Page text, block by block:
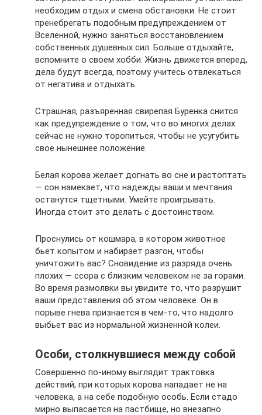
необходим отдых и смена обстановки. Не стоит
пренебрегать подобным предупреждением от
Вселенной, нужно заняться восстановлением
собственных душевных сил. Больше отдыхайте,
вспомните о своем хобби. Жизнь движется вперед,
дела будут всегда, поэтому учитесь отвлекаться
от негатива и отдыхать.
Страшная, разъяренная свирепая Буренка снится
как предупреждение о том, что во многих делах
сейчас не нужно торопиться, чтобы не усугубить
свое нынешнее положение.
Белая корова желает догнать во сне и растоптать
— сон намекает, что надежды ваши и мечтания
останутся тщетными. Умейте проигрывать.
Иногда стоит это делать с достоинством.
Проснулись от кошмара, в котором животное
бьет копытом и набирает разгон, чтобы
уничтожить вас? Сновидение из разряда очень
плохих — ссора с близким человеком не за горами.
Во время размолвки вы увидите то, что разрушит
ваши представления об этом человеке. Он в
порыве гнева признается в чем-то, что надолго
выбьет вас из нормальной жизненной колеи.
Особи, столкнувшиеся между собой
Совершенно по-иному выглядит трактовка
действий, при которых корова нападает не на
человека, а на себе подобную особь. Если стадо
мирно выпасается на пастбище, но внезапно